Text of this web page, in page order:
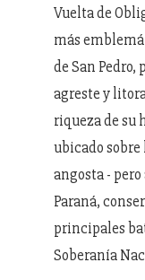
Vuelta de
más
de San Pedro,
agreste y
riqueza de su
ubicado
angosta -
Paraná,
principales
Soberanía